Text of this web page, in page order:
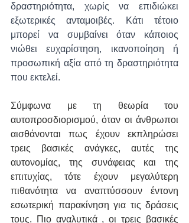
δραστηριότητα, χωρίς να επιδιώκει
εξωτερικές ανταμοιβές. Κάτι τέτοιο
μπορεί να συμβαίνει όταν κάποιος
νιώθει ευχαρίστηση, ικανοποίηση ή
προσωπική αξία από τη δραστηριότητα
που εκτελεί.
Σύμφωνα με τη θεωρία του
αυτοπροσδιορισμού, όταν οι άνθρωποι
αισθάνονται πως έχουν εκπληρώσει
τρεις βασικές ανάγκες, αυτές της
αυτονομίας, της συνάφειας και της
επιτυχίας, τότε έχουν μεγαλύτερη
πιθανότητα να αναπτύσσουν έντονη
εσωτερική παρακίνηση για τις δράσεις
τους. Πιο αναλυτικά , οι τρεις βασικές